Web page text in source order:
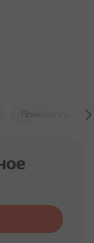
Психология и